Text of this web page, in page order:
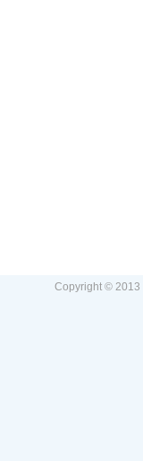
Copyright © 2013